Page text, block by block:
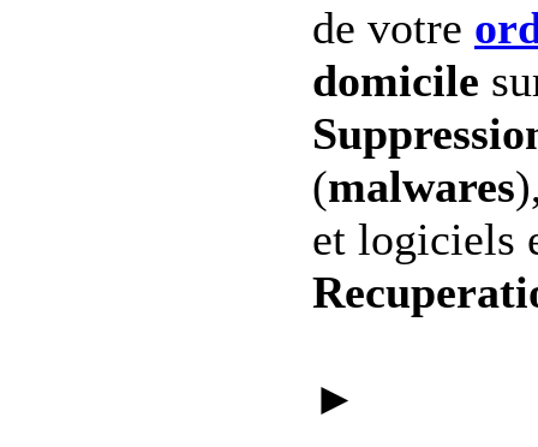
de votre
domicile
(malwares
et logiciels
►